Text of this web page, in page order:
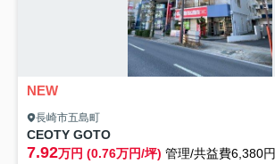
NEW
長崎市五島町
CEOTY GOTO
7.92万円 (0.76万円/坪) 管理/共益費6,380円